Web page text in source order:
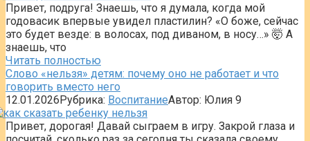
Привет, подруга! Знаешь, что я думала, когда мой
годовасик впервые увидел пластилин? «О боже, сейчас
это будет везде: в волосах, под диваном, в носу…» 🤯 А
знаешь, что
Читать полностью
Слово «нельзя» детям: почему оно не работает и что
говорить вместо него
12.01.2026Рубрика: ВоспитаниеАвтор: Юлия 9
Привет, дорогая! Давай сыграем в игру. Закрой глаза и